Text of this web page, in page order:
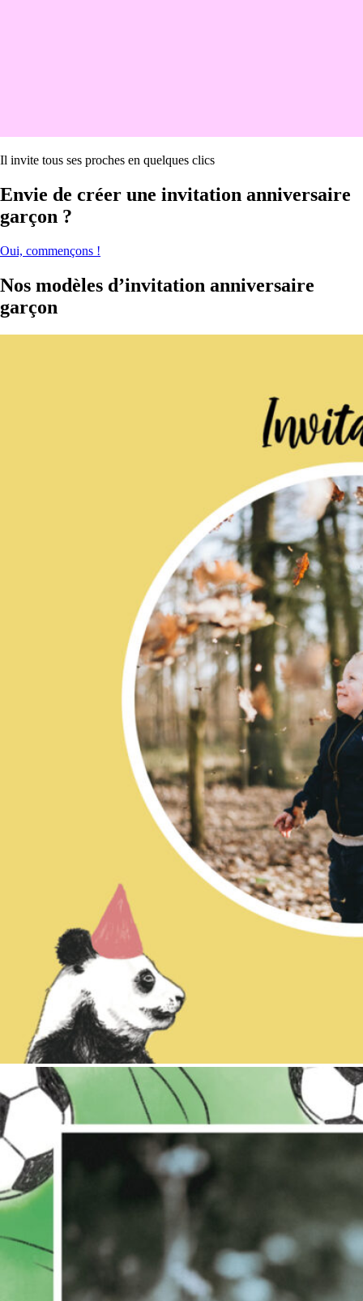
Il invite tous ses proches en quelques clics
Envie de créer une invitation anniversaire
garçon ?
Oui, commençons !
Nos modèles d’invitation anniversaire
garçon